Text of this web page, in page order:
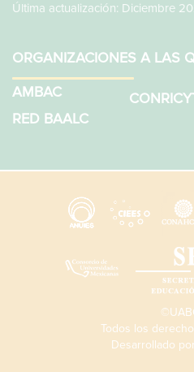
Última actualización: Diciembre
ORGANIZACIONES A LAS
AMBAC
RED BAALC
Todos los
Desarrollado por